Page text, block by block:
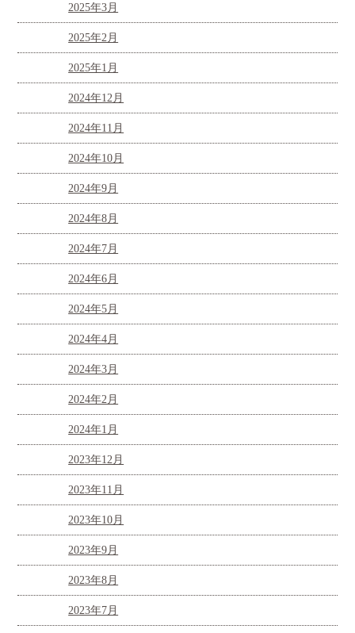
2025年3月
2025年2月
2025年1月
2024年12月
2024年11月
2024年10月
2024年9月
2024年8月
2024年7月
2024年6月
2024年5月
2024年4月
2024年3月
2024年2月
2024年1月
2023年12月
2023年11月
2023年10月
2023年9月
2023年8月
2023年7月